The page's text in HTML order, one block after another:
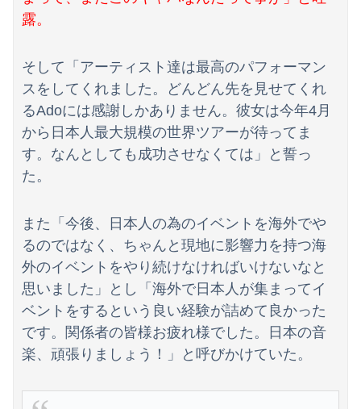
【悲報】日本の歴史、ついに『崩壊』してしまう・・・・・
【悲報】居酒屋、ブチギレ「6人で長居して会計4939円！喋りたいだけなら公園に行ってくれ！！」
露。
そして「アーティスト達は最高のパフォーマン
スをしてくれました。どんどん先を見せてくれ
るAdoには感謝しかありません。彼女は今年4月
から日本人最大規模の世界ツアーが待ってま
す。なんとしても成功させなくては」と誓っ
た。
また「今後、日本人の為のイベントを海外でや
るのではなく、ちゃんと現地に影響力を持つ海
外のイベントをやり続けなければいけないなと
思いました」とし「海外で日本人が集まってイ
ベントをするという良い経験が詰めて良かった
です。関係者の皆様お疲れ様でした。日本の音
楽、頑張りましょう！」と呼びかけていた。